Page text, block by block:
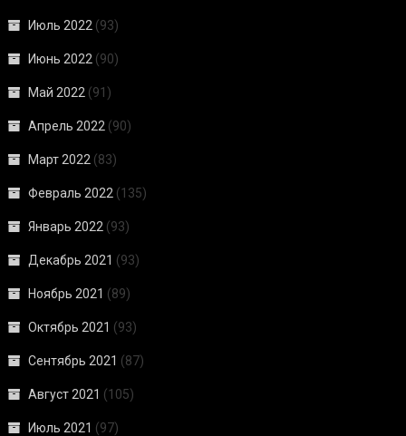
Июль 2022 (93)
Июнь 2022 (90)
Май 2022 (91)
Апрель 2022 (90)
Март 2022 (83)
Февраль 2022 (135)
Январь 2022 (93)
Декабрь 2021 (93)
Ноябрь 2021 (89)
Октябрь 2021 (93)
Сентябрь 2021 (87)
Август 2021 (105)
Июль 2021 (97)